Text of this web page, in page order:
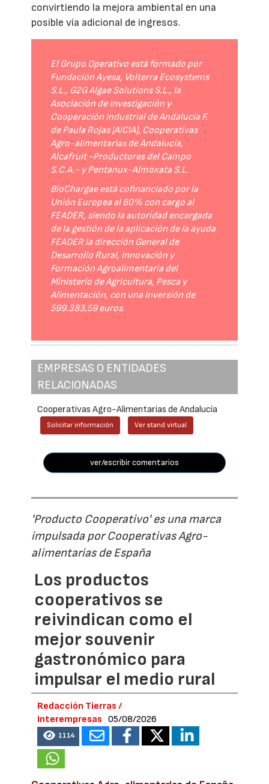
convirtiendo la mejora ambiental en una
posible vía adicional de ingresos.
El Grupo Operativo está formado por
Fundación Ayesa, Volterra Ecosystems
S.L., G2G Algae Solutions S.L., la
Asociación de Investigación y
Cooperación Industrial de Andalucía F.
de Paula Rojas (AICIA), Cooperativas
Agro-alimentarias de Andalucía,
Alcafruit -Productores del Campo
S.C.A.- y Pentanux-Almoxata S.L.
BioChargae está cofinanciado por la
Unión Europea al 80% con cargo al
FEADER, siendo la autoridad encargada
de la gestión de la aplicación de la ayuda
FEADER la dirección General de
Desarrollo Rural, Innovación y
Formación Agroalimentaria del
Ministerio de Agricultura, Pesca y
Alimentación, con una inversión de
599.383,59 euros.
EMPRESAS O ENTIDADES
RELACIONADAS
Cooperativas Agro-Alimentarias de Andalucía
Solicitar información Ver stand virtual
ver/escribir comentarios
'Producto Cooperativo' es una marca
impulsada por Cooperativas Agro-
alimentarias de España
Los productos
cooperativos se
reivindican como el
mejor souvenir
gastronómico para
impulsar el medio rural
Redacción Tierras /
Interempresas
05/08/2026
1114